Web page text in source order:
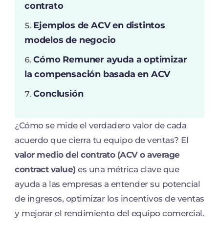
contrato
Ejemplos de ACV en distintos
modelos de negocio
Cómo Remuner ayuda a optimizar
la compensación basada en ACV
Conclusión
¿Cómo se mide el verdadero valor de cada
acuerdo que cierra tu equipo de ventas? El
valor medio del contrato (ACV o average
contract value) es una métrica clave que
ayuda a las empresas a entender su potencial
de ingresos, optimizar los incentivos de ventas
y mejorar el rendimiento del equipo comercial.